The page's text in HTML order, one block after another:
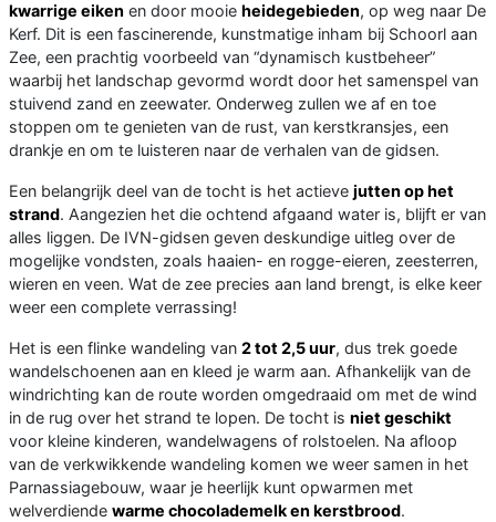
kwarrige eiken en door mooie heidegebieden, op weg naar De
Kerf. Dit is een fascinerende, kunstmatige inham bij Schoorl aan
Zee, een prachtig voorbeeld van “dynamisch kustbeheer”
waarbij het landschap gevormd wordt door het samenspel van
stuivend zand en zeewater. Onderweg zullen we af en toe
stoppen om te genieten van de rust, van kerstkransjes, een
drankje en om te luisteren naar de verhalen van de gidsen.
Een belangrijk deel van de tocht is het actieve jutten op het
strand. Aangezien het die ochtend afgaand water is, blijft er van
alles liggen. De IVN-gidsen geven deskundige uitleg over de
mogelijke vondsten, zoals haaien- en rogge-eieren, zeesterren,
wieren en veen. Wat de zee precies aan land brengt, is elke keer
weer een complete verrassing!
Het is een flinke wandeling van 2 tot 2,5 uur, dus trek goede
wandelschoenen aan en kleed je warm aan. Afhankelijk van de
windrichting kan de route worden omgedraaid om met de wind
in de rug over het strand te lopen. De tocht is niet geschikt
voor kleine kinderen, wandelwagens of rolstoelen. Na afloop
van de verkwikkende wandeling komen we weer samen in het
Parnassiagebouw, waar je heerlijk kunt opwarmen met
welverdiende warme chocolademelk en kerstbrood.